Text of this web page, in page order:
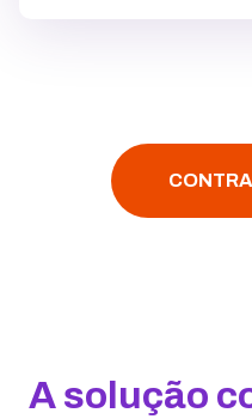
A solução